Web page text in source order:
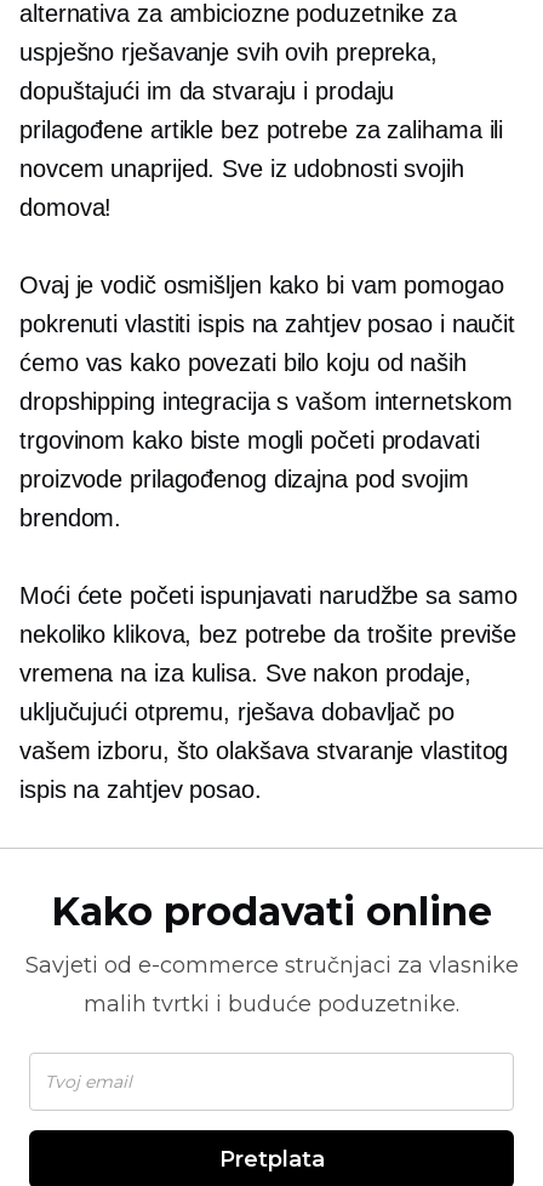
alternativa za ambiciozne poduzetnike za
uspješno rješavanje svih ovih prepreka,
dopuštajući im da stvaraju i prodaju
prilagođene artikle bez potrebe za zalihama ili
novcem unaprijed. Sve iz udobnosti svojih
domova!
Ovaj je vodič osmišljen kako bi vam pomogao
pokrenuti vlastiti ispis na zahtjevposao i naučit
ćemo vas kako povezati bilo koju od naših
dropshipping integracija s vašom internetskom
trgovinom kako biste mogli početi prodavati
proizvode prilagođenog dizajna pod svojim
brendom.
Moći ćete početi ispunjavati narudžbe sa samo
nekoliko klikova, bez potrebe da trošite previše
vremena na iza kulisa. Sve nakon prodaje,
uključujući otpremu, rješava dobavljač po
vašem izboru, što olakšava stvaranje vlastitog
ispis na zahtjevposao.
Kako prodavati online
Savjeti od e-commerce stručnjaci za vlasnike
malih tvrtki i buduće poduzetnike.
Pretplata